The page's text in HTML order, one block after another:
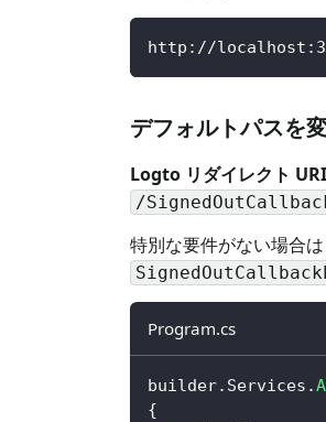
http://
デフォルトパスを
Logto リダイレクト URI
/
特別な要件がない場合
Program.cs
builder. Services .
{